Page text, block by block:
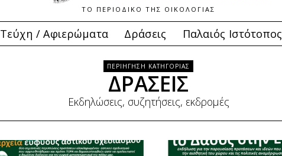
ΤΟ ΠΕΡΙΟΔΙΚΟ ΤΗΣ ΟΙΚΟΛΟΓΙΑΣ
Τεύχη / Αφιερώματα Δράσεις Παλαιός Ιστότοπος
ΠΕΡΙΗΓΗΣΗ ΚΑΤΗΓΟΡΙΑΣ
ΔΡΑΣΕΙΣ
Εκδηλώσεις, συζητήσεις, εκδρομές